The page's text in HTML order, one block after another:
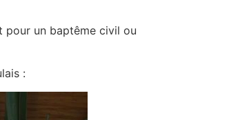
pour un baptême civil ou
: